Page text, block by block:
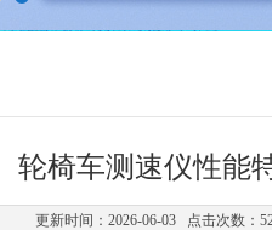
轮椅车测速仪性能
更新时间：2026-06-03 点击次数：